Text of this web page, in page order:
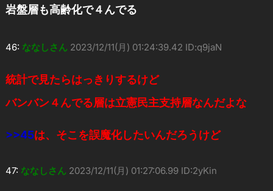
岩盤層も高齢化で４んでる
46: ななしさん 2023/12/11(月) 01:24:39.42 ID:q9jaN
統計で見たらはっきりするけど
バンバン４んでる層は立憲民主支持層なんだよな
>>45は、そこを誤魔化したいんだろうけど
47: ななしさん 2023/12/11(月) 01:27:06.99 ID:2yKin